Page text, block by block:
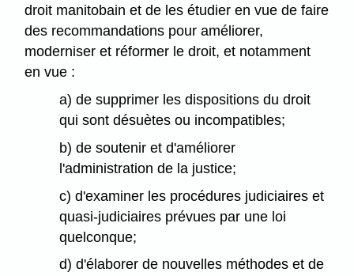
droit manitobain et de les étudier en vue de faire
des recommandations pour améliorer,
moderniser et réformer le droit, et notamment
en vue :
a) de supprimer les dispositions du droit
qui sont désuètes ou incompatibles;
b) de soutenir et d'améliorer
l'administration de la justice;
c) d'examiner les procédures judiciaires et
quasi-judiciaires prévues par une loi
quelconque;
d) d'élaborer de nouvelles méthodes et de